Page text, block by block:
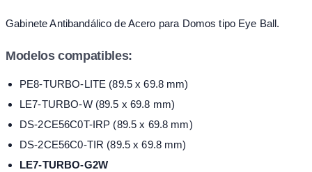
Gabinete Antibandálico de Acero para Domos tipo Eye Ball.
Modelos compatibles:
PE8-TURBO-LITE (89.5 x 69.8 mm)
LE7-TURBO-W (89.5 x 69.8 mm)
DS-2CE56C0T-IRP (89.5 x 69.8 mm)
DS-2CE56C0-TIR (89.5 x 69.8 mm)
LE7-TURBO-G2W